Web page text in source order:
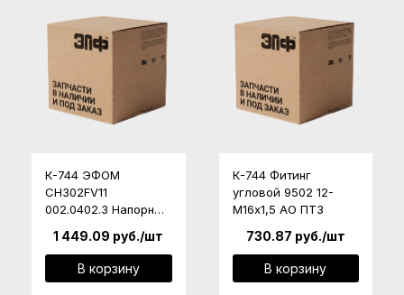
К-744 ЭФОМ
CH302FV11
002.0402.3 Напорный
К-744
1 449.09 руб./шт
В корзину
К-744 Фитинг
угловой 9502 12-
М16х1,5 АО ПТЗ
730.87 руб./шт
В корзину